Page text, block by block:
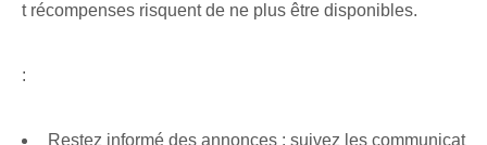
t récompenses risquent de ne plus être disponibles.
:
Restez informé des annonces : suivez les communicat